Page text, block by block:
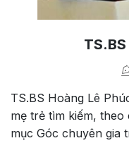
TS.BS Hoàng Lê
mẹ trẻ tìm kiếm,
mục Góc chuyên gia